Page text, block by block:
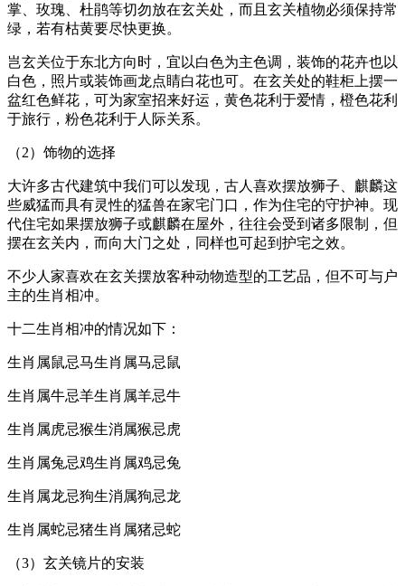
掌、玫瑰、杜鹃等切勿放在玄关处，而且玄关植物必须保持常
绿，若有枯黄要尽快更换。
岂玄关位于东北方向时，宜以白色为主色调，装饰的花卉也以
白色，照片或装饰画龙点睛白花也可。在玄关处的鞋柜上摆一
盆红色鲜花，可为家室招来好运，黄色花利于爱情，橙色花利
于旅行，粉色花利于人际关系。
（2）饰物的选择
大许多古代建筑中我们可以发现，古人喜欢摆放狮子、麒麟这
些威猛而具有灵性的猛兽在家宅门口，作为住宅的守护神。现
代住宅如果摆放狮子或麒麟在屋外，往往会受到诸多限制，但
摆在玄关内，而向大门之处，同样也可起到护宅之效。
不少人家喜欢在玄关摆放客种动物造型的工艺品，但不可与户
主的生肖相冲。
十二生肖相冲的情况如下：
生肖属鼠忌马生肖属马忌鼠
生肖属牛忌羊生肖属羊忌牛
生肖属虎忌猴生消属猴忌虎
生肖属兔忌鸡生肖属鸡忌兔
生肖属龙忌狗生消属狗忌龙
生肖属蛇忌猪生肖属猪忌蛇
（3）玄关镜片的安装